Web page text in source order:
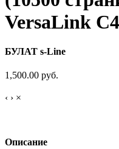
VersaLink
БУЛАТ s-Line
1,500.00 руб.
‹ › ×
Описание